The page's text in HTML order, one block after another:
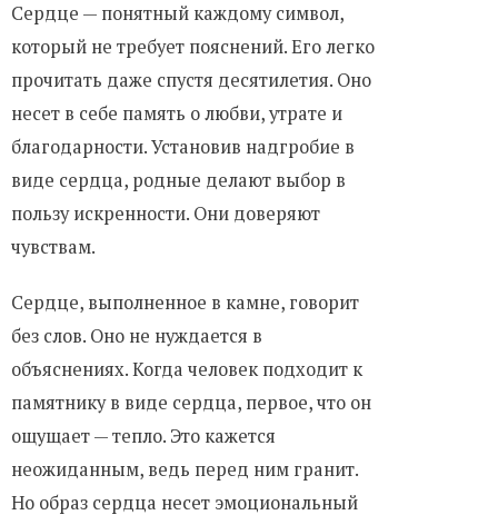
Сердце — понятный каждому символ,
который не требует пояснений. Его легко
прочитать даже спустя десятилетия. Оно
несет в себе память о любви, утрате и
благодарности. Установив надгробие в
виде сердца, родные делают выбор в
пользу искренности. Они доверяют
чувствам.
Сердце, выполненное в камне, говорит
без слов. Оно не нуждается в
объяснениях. Когда человек подходит к
памятнику в виде сердца, первое, что он
ощущает — тепло. Это кажется
неожиданным, ведь перед ним гранит.
Но образ сердца несет эмоциональный